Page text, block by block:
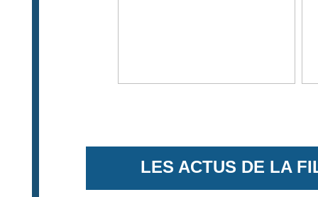
LES ACTUS DE LA